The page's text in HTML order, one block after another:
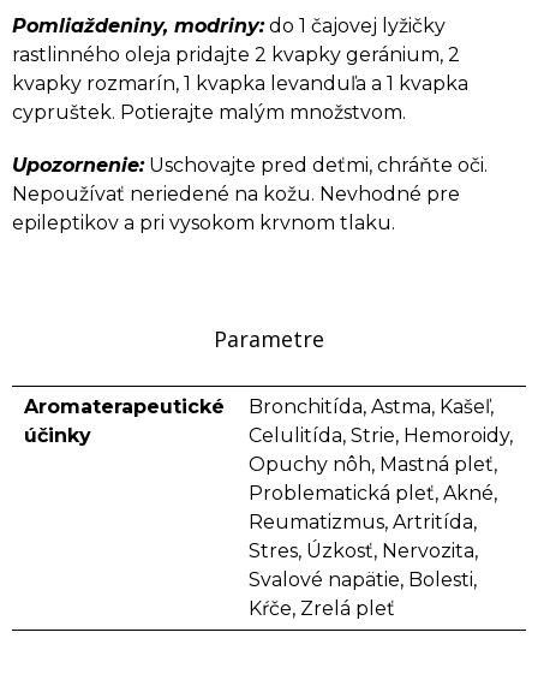
Pomliaždeniny, modriny:do 1 čajovej lyžičky
rastlinného oleja pridajte 2 kvapky geránium, 2
kvapky rozmarín, 1 kvapka levanduľa a 1 kvapka
cypruštek. Potierajte malým množstvom.
Upozornenie:Uschovajte pred deťmi, chráňte oči.
Nepoužívať neriedené na kožu. Nevhodné pre
epileptikov a pri vysokom krvnom tlaku.
Parametre
Aromaterapeutické
účinky
Bronchitída, Astma, Kašeľ,
Celulitída, Strie, Hemoroidy,
Opuchy nôh, Mastná pleť,
Problematická pleť, Akné,
Reumatizmus, Artritída,
Stres, Úzkosť, Nervozita,
Svalové napätie, Bolesti,
Kŕče, Zrelá pleť